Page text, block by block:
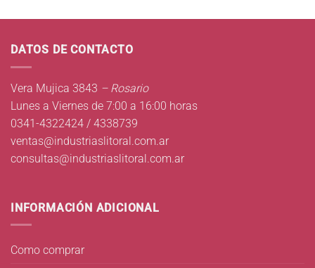
DATOS DE CONTACTO
Vera Mujica 3843 – Rosario
Lunes a Viernes de 7:00 a 16:00 horas
0341-4322424 / 4338739
ventas@industriaslitoral.com.ar
consultas@industriaslitoral.com.ar
INFORMACIÓN ADICIONAL
Como comprar